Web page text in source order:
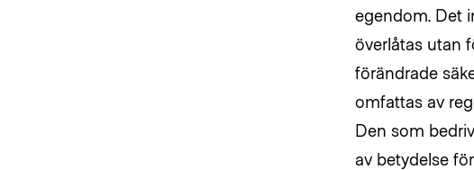
egendom. Det
överlåtas utan
förändrade
omfattas av
Den som
av betydelse